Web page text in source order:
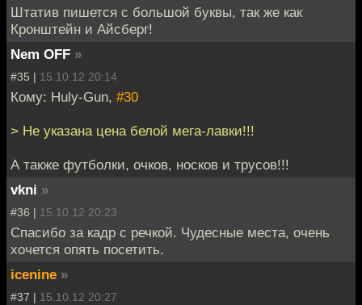
Штатив пишется с большой буквы, так же как
Кронштейн и Айсберг!
Nem OFF »
#35 | 15.10.12 20:14
Кому: Huly-Gun, #30
> Не указана цена белой мега-лавки!!!
А также футболки, очков, носков и трусов!!!
vkni »
#36 | 15.10.12 20:23
Спасибо за кадр с речкой. Чудесные места, очень
хочется опять посетить.
icenine »
#37 | 15.10.12 20:27